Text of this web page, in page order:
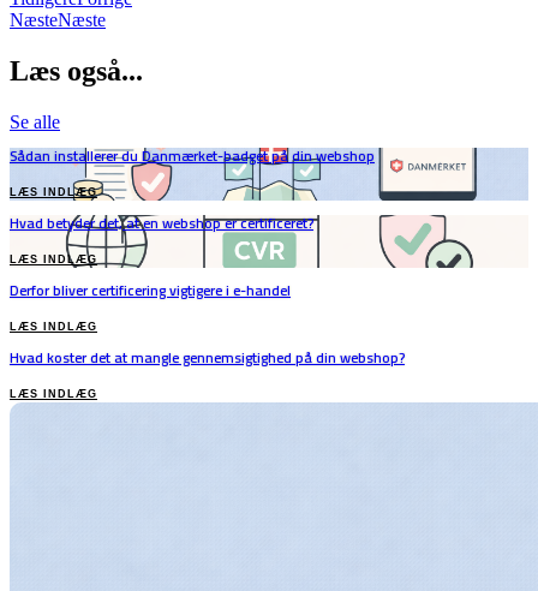
NæsteNæste
Læs også...
Se alle
Sådan installerer du Danmærket-badget på din webshop
LÆS INDLÆG
Hvad betyder det, at en webshop er certificeret?
LÆS INDLÆG
Derfor bliver certificering vigtigere i e-handel
LÆS INDLÆG
Hvad koster det at mangle gennemsigtighed på din webshop?
LÆS INDLÆG